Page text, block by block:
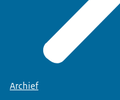
Archief